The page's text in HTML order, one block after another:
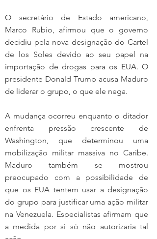
O secretário de Estado americano,
Marco Rubio, afirmou que o governo
decidiu pela nova designação do Cartel
de los Soles devido ao seu papel na
importação de drogas para os EUA. O
presidente Donald Trump acusa Maduro
de liderar o grupo, o que ele nega.
A mudança ocorreu enquanto o ditador
enfrenta pressão crescente de
Washington, que determinou uma
mobilização militar massiva no Caribe.
Maduro também se mostrou
preocupado com a possibilidade de
que os EUA tentem usar a designação
do grupo para justificar uma ação militar
na Venezuela. Especialistas afirmam que
a medida por si só não autorizaria tal